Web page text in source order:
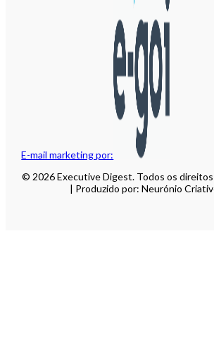
E-mail marketing por:
© 2026 Executive Digest. Todos os
| Produzido por: Neurónio